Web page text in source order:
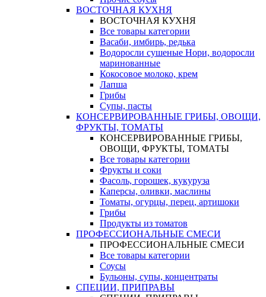
ВОСТОЧНАЯ КУХНЯ
ВОСТОЧНАЯ КУХНЯ
Все товары категории
Васаби, имбирь, редька
Водоросли сушеные Нори, водоросли
маринованные
Кокосовое молоко, крем
Лапша
Грибы
Супы, пасты
КОНСЕРВИРОВАННЫЕ ГРИБЫ, ОВОЩИ,
ФРУКТЫ, ТОМАТЫ
КОНСЕРВИРОВАННЫЕ ГРИБЫ,
ОВОЩИ, ФРУКТЫ, ТОМАТЫ
Все товары категории
Фрукты и соки
Фасоль, горошек, кукуруза
Каперсы, оливки, маслины
Томаты, огурцы, перец, артишоки
Грибы
Продукты из томатов
ПРОФЕССИОНАЛЬНЫЕ СМЕСИ
ПРОФЕССИОНАЛЬНЫЕ СМЕСИ
Все товары категории
Соусы
Бульоны, супы, концентраты
СПЕЦИИ, ПРИПРАВЫ